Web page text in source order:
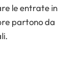
le entrate in
partono da